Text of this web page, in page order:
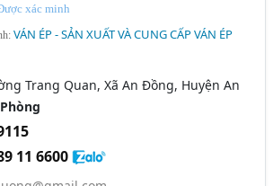
xác minh
VÁN ÉP - SẢN XUẤT VÀ CUNG CẤP VÁN ÉP
Trang Quan, Xã An Đồng, Huyện An
11 6600